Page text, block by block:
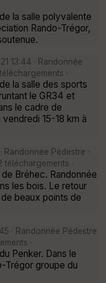
la salle polyvalente
Rando-Trégor,
13:44 · Randonnée
·
la salle des sports
le GR34 et
le cadre de
15-18 km à
Randonnée Pédestre ·
téléchargements ·
Bréhec. Randonnée
les bois. Le retour
beaux points de
· Randonnée Pédestre
·
Penker. Dans le
Trégor groupe du